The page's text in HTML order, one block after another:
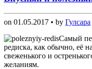
on 01.05.2017 • by Гулсара
Самый
редиска, как обычно, её
свеженького и
желаниям.